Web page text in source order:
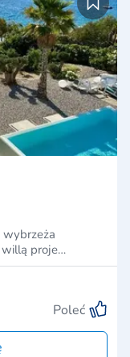
willą proje…
Poleć